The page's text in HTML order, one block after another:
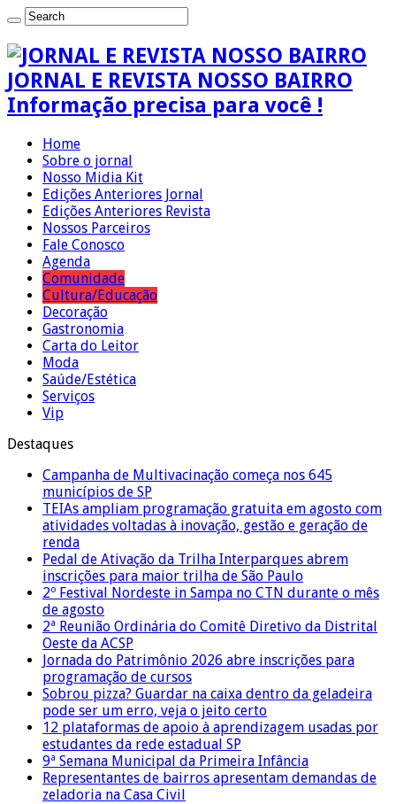
JORNAL E REVISTA NOSSO BAIRRO
Informação precisa para você !
Home
Sobre o jornal
Nosso Midia Kit
Edições Anteriores Jornal
Edições Anteriores Revista
Nossos Parceiros
Fale Conosco
Agenda
Comunidade
Cultura/Educação
Decoração
Gastronomia
Carta do Leitor
Moda
Saúde/Estética
Serviços
Vip
Destaques
Campanha de Multivacinação começa nos 645
municípios de SP
TEIAs ampliam programação gratuita em agosto com
atividades voltadas à inovação, gestão e geração de
renda
Pedal de Ativação da Trilha Interparques abrem
inscrições para maior trilha de São Paulo
2º Festival Nordeste in Sampa no CTN durante o mês
de agosto
2ª Reunião Ordinária do Comitê Diretivo da Distrital
Oeste da ACSP
Jornada do Patrimônio 2026 abre inscrições para
programação de cursos
Sobrou pizza? Guardar na caixa dentro da geladeira
pode ser um erro, veja o jeito certo
12 plataformas de apoio à aprendizagem usadas por
estudantes da rede estadual SP
9ª Semana Municipal da Primeira Infância
Representantes de bairros apresentam demandas de
zeladoria na Casa Civil